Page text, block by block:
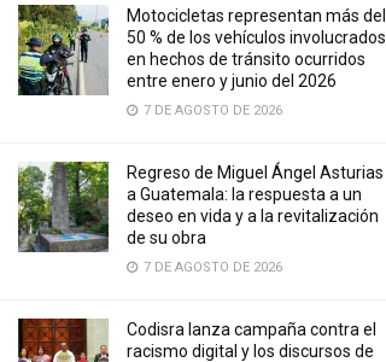
Motocicletas representan más del
50 % de los vehículos involucrados
en hechos de tránsito ocurridos
entre enero y junio del 2026
7 DE AGOSTO DE 2026
Regreso de Miguel Ángel Asturias
a Guatemala: la respuesta a un
deseo en vida y a la revitalización
de su obra
7 DE AGOSTO DE 2026
Codisra lanza campaña contra el
racismo digital y los discursos de